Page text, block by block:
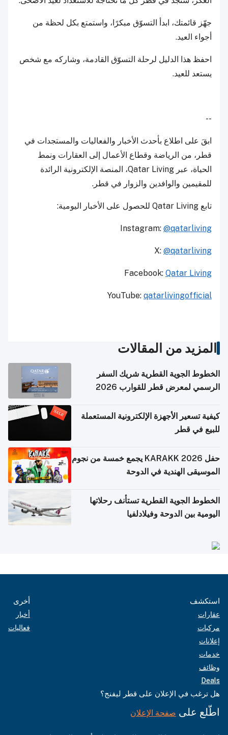
جهّز قائمتك، ابدأ التسوّق مبكرًا، واستمتع بكل لحظة من
أجواء العيد.
احفظ هذا الدليل لرحلة التسوّق القادمة، وشاركه مع شخص
يستعد للعيد.
--
ابقَ على اطلاع بأحدث الأخبار والفعاليات والمستجدات في
قطر، من الرياضة وقطاع الأعمال إلى العقارات ونمط
الحياة، عبر Qatar Living، المنصة الإلكترونية الرائدة
للمقيمين والوافدين والزوار في قطر.
تابع Qatar Living للحصول على الأخبار اليومية:
Instagram: @qatarliving
X: @qatarliving
Facebook: Qatar Living
YouTube: qatarlivingofficial
المزيد من المقالات
الخطوط الجوية القطرية شريك السفر
الرسمي لمعرض قطر للقوارب 2026
كيفية تسعير الأجهزة الإلكترونية المستعملة
للبيع في قطر
حفل KARAKK 2026 يجمع خمسة من نجوم
الموسيقى الهندية في الدوحة
الخطوط الجوية القطرية تستأنف رحلاتها
اليومية بين الدوحة وفيلادلفيا
استكشف
عقارات
مركبات
إعلانات
خدمات
وظائف
Deals
أخرى
أخبار
فعاليات
هل ترغب في الإعلان على قطر ليفنج؟
اطّلع على صفحة الإعلان